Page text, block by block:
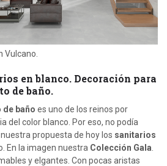
Vulcano.
en blanco. Decoración para
de baño.
de baño es uno de los reinos por
del color blanco. Por eso, no podía
propuesta de hoy los sanitarios
En la imagen nuestra Colección Gala
y elgantes. Con pocas aristas